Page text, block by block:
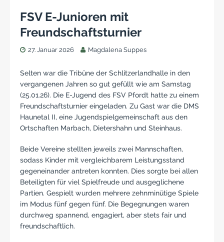
FSV E-Junioren mit
Freundschaftsturnier
27. Januar 2026 Magdalena Suppes
Selten war die Tribüne der Schlitzerlandhalle in den
vergangenen Jahren so gut gefüllt wie am Samstag
(25.01.26). Die E-Jugend des FSV Pfordt hatte zu einem
Freundschaftsturnier eingeladen. Zu Gast war die DMS
Haunetal II, eine Jugendspielgemeinschaft aus den
Ortschaften Marbach, Dietershahn und Steinhaus.
Beide Vereine stellten jeweils zwei Mannschaften,
sodass Kinder mit vergleichbarem Leistungsstand
gegeneinander antreten konnten. Dies sorgte bei allen
Beteiligten für viel Spielfreude und ausgeglichene
Partien. Gespielt wurden mehrere zehnminütige Spiele
im Modus fünf gegen fünf. Die Begegnungen waren
durchweg spannend, engagiert, aber stets fair und
freundschaftlich.